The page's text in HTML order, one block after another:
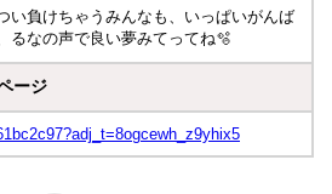
い負けちゃうみんなも、いっぱいがんば
るなの声で良い夢みてってね🫧
ージ